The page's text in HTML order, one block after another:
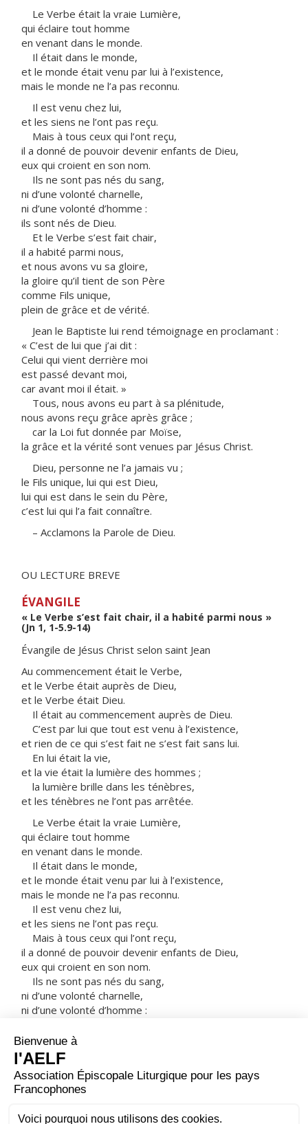
Le Verbe était la vraie Lumière,
qui éclaire tout homme
en venant dans le monde.
Il était dans le monde,
et le monde était venu par lui à l’existence,
mais le monde ne l’a pas reconnu.
Il est venu chez lui,
et les siens ne l’ont pas reçu.
Mais à tous ceux qui l’ont reçu,
il a donné de pouvoir devenir enfants de Dieu,
eux qui croient en son nom.
Ils ne sont pas nés du sang,
ni d’une volonté charnelle,
ni d’une volonté d’homme :
ils sont nés de Dieu.
Et le Verbe s’est fait chair,
il a habité parmi nous,
et nous avons vu sa gloire,
la gloire qu’il tient de son Père
comme Fils unique,
plein de grâce et de vérité.
Jean le Baptiste lui rend témoignage en proclamant :
« C’est de lui que j’ai dit :
Celui qui vient derrière moi
est passé devant moi,
car avant moi il était. »
Tous, nous avons eu part à sa plénitude,
nous avons reçu grâce après grâce ;
car la Loi fut donnée par Moïse,
la grâce et la vérité sont venues par Jésus Christ.
Dieu, personne ne l’a jamais vu ;
le Fils unique, lui qui est Dieu,
lui qui est dans le sein du Père,
c’est lui qui l’a fait connaître.
– Acclamons la Parole de Dieu.
OU LECTURE BREVE
ÉVANGILE
« Le Verbe s’est fait chair, il a habité parmi nous »
(Jn 1, 1-5.9-14)
Évangile de Jésus Christ selon saint Jean
Au commencement était le Verbe,
et le Verbe était auprès de Dieu,
et le Verbe était Dieu.
Il était au commencement auprès de Dieu.
C’est par lui que tout est venu à l’existence,
et rien de ce qui s’est fait ne s’est fait sans lui.
En lui était la vie,
et la vie était la lumière des hommes ;
la lumière brille dans les ténèbres,
et les ténèbres ne l’ont pas arrêtée.
Le Verbe était la vraie Lumière,
qui éclaire tout homme
en venant dans le monde.
Il était dans le monde,
et le monde était venu par lui à l’existence,
mais le monde ne l’a pas reconnu.
Il est venu chez lui,
et les siens ne l’ont pas reçu.
Mais à tous ceux qui l’ont reçu,
il a donné de pouvoir devenir enfants de Dieu,
eux qui croient en son nom.
Ils ne sont pas nés du sang,
ni d’une volonté charnelle,
ni d’une volonté d’homme :
Et le Verbe s’est fait chair,
il a habité parmi nous,
et nous avons vu sa gloire,
la gloire qu’il tient de son Père
comme Fils unique,
plein de grâce et de vérité.